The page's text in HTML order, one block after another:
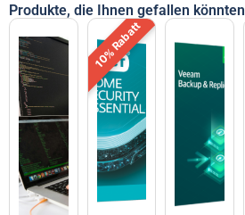
Produkte, die Ihnen gefallen könnten
10% Rabatt